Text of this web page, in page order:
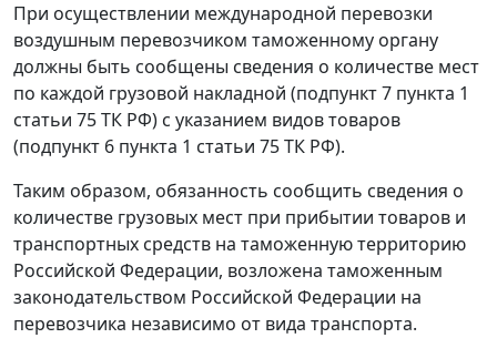
При осуществлении международной перевозки
воздушным перевозчиком таможенному органу
должны быть сообщены сведения о количестве мест
по каждой грузовой накладной (подпункт 7 пункта 1
статьи 75 ТК РФ) с указанием видов товаров
(подпункт 6 пункта 1 статьи 75 ТК РФ).
Таким образом, обязанность сообщить сведения о
количестве грузовых мест при прибытии товаров и
транспортных средств на таможенную территорию
Российской Федерации, возложена таможенным
законодательством Российской Федерации на
перевозчика независимо от вида транспорта.